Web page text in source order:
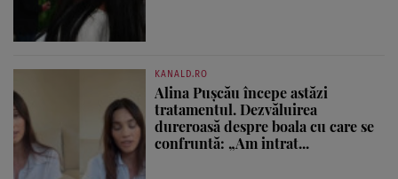
KANALD.RO
Alina Pușcău începe astăzi
tratamentul. Dezvăluirea
dureroasă despre boala cu care se
confruntă: „Am intrat...